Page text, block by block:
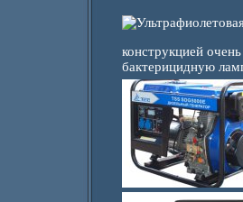
конструкцией
бактерицидную